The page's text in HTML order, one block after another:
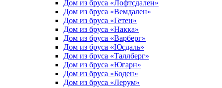
Дом из бруса «Лофтсдален»
Дом из бруса «Вемдален»
Дом из бруса «Гетен»
Дом из бруса «Накка»
Дом из бруса «Варберг»
Дом из бруса «Юсдаль»
Дом из бруса «Таллберг»
Дом из бруса «Югарн»
Дом из бруса «Боден»
Дом из бруса «Лерум»